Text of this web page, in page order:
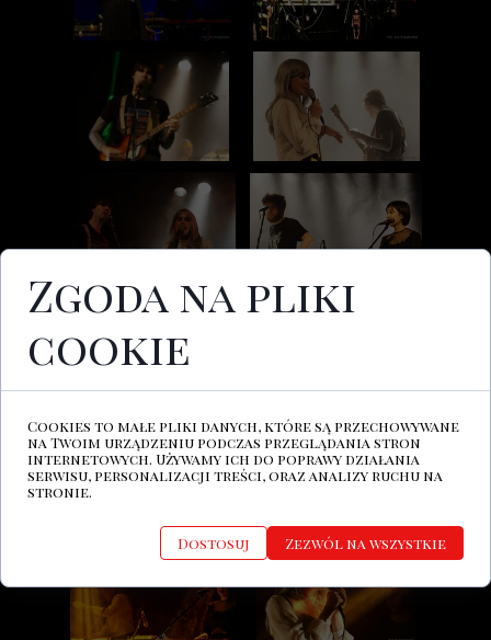
Zgoda na pliki
cookie
Cookies to małe pliki danych, które są przechowywane
na Twoim urządzeniu podczas przeglądania stron
internetowych. Używamy ich do poprawy działania
serwisu, personalizacji treści, oraz analizy ruchu na
stronie.
Dostosuj Zezwól na wszystkie